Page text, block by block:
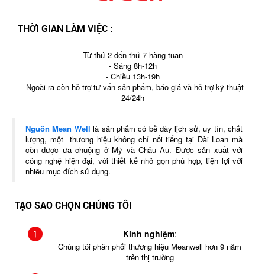
THỜI GIAN LÀM VIỆC :
Từ thứ 2 đến thứ 7 hàng tuần
- Sáng 8h-12h
- Chiều 13h-19h
- Ngoài ra còn hỗ trợ tư vấn sản phẩm, báo giá và hỗ trợ kỹ thuật
24/24h
Nguồn Mean Well là sản phẩm có bề dày lịch sử, uy tín, chất
lượng, một thương hiệu không chỉ nổi tiếng tại Đài Loan mà
còn được ưa chuộng ở Mỹ và Châu Âu. Được sản xuất với
công nghệ hiện đại, với thiết kế nhỏ gọn phù hợp, tiện lợi với
nhiều mục đích sử dụng.
TẠO SAO CHỌN CHÚNG TÔI
Kinh nghiệm:
Chúng tôi phân phối thương hiệu Meanwell hơn 9 năm
trên thị trường